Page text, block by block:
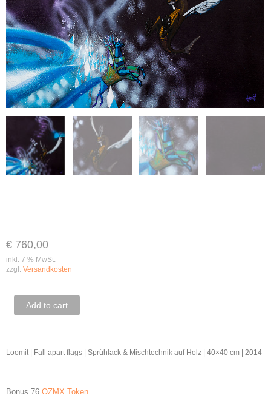
€ 760,00
inkl. 7 % MwSt.
zzgl. Versandkosten
Loomit
apart
Add to cart
Loomit | Fall apart flags | Sprühlack & Mischtechnik auf Holz | 40×40 cm | 2014
Bonus 76 OZMX Token